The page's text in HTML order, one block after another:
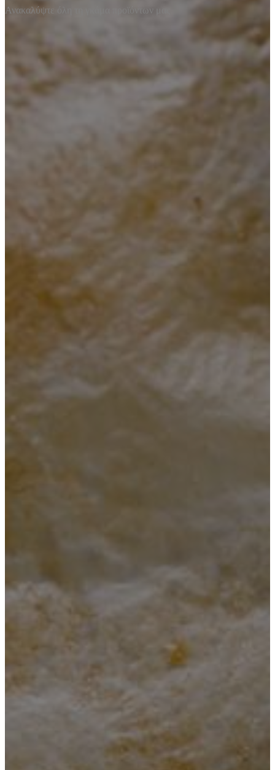
Ανακαλύψτε όλη τη γκάμα προϊόντων μας